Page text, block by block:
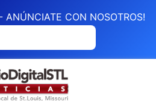
ANÚNCIATE CON NOSOTROS!